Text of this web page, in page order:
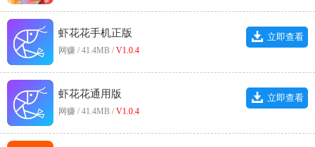
虾花花手机正版
网赚 / 41.4MB / V1.0.4
立即查看
虾花花通用版
网赚 / 41.4MB / V1.0.4
立即查看